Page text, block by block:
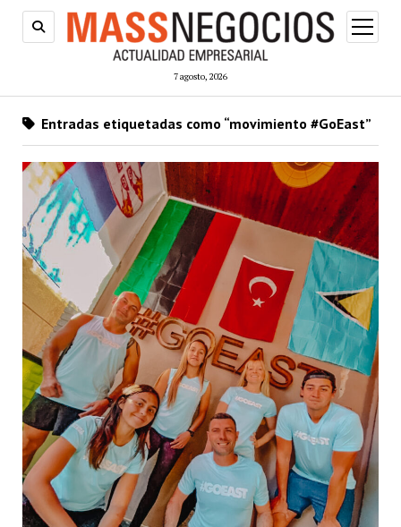
7 agosto, 2026
abrir
menú
Entradas etiquetadas como “movimiento #GoEast”